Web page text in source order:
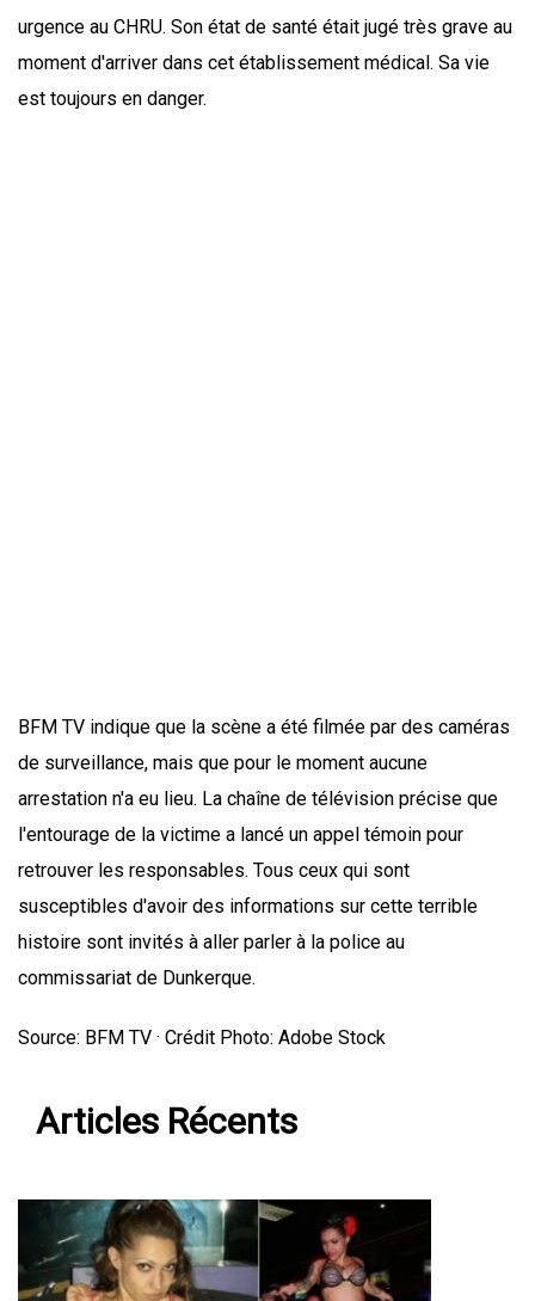
urgence au CHRU. Son état de santé était jugé très grave au
moment d'arriver dans cet établissement médical. Sa vie
est toujours en danger.
BFM TV indique que la scène a été filmée par des caméras
de surveillance, mais que pour le moment aucune
arrestation n'a eu lieu. La chaîne de télévision précise que
l'entourage de la victime a lancé un appel témoin pour
retrouver les responsables. Tous ceux qui sont
susceptibles d'avoir des informations sur cette terrible
histoire sont invités à aller parler à la police au
commissariat de Dunkerque.
Source: BFM TV · Crédit Photo: Adobe Stock
Articles Récents